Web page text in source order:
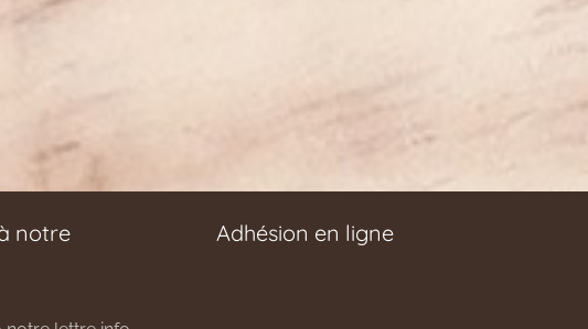
notre
Adhésion en ligne